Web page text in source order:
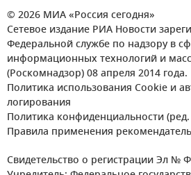
© 2026 МИА «Россия сегодня»
Сетевое издание РИА Новости
Федеральной службе по надзору в
информационных технологий и
(Роскомнадзор) 08 апреля 2014 года.
Политика использования Cookie и
логирования
Политика конфиденциальности (ред.
Правила применения
Свидетельство о регистрации Эл №